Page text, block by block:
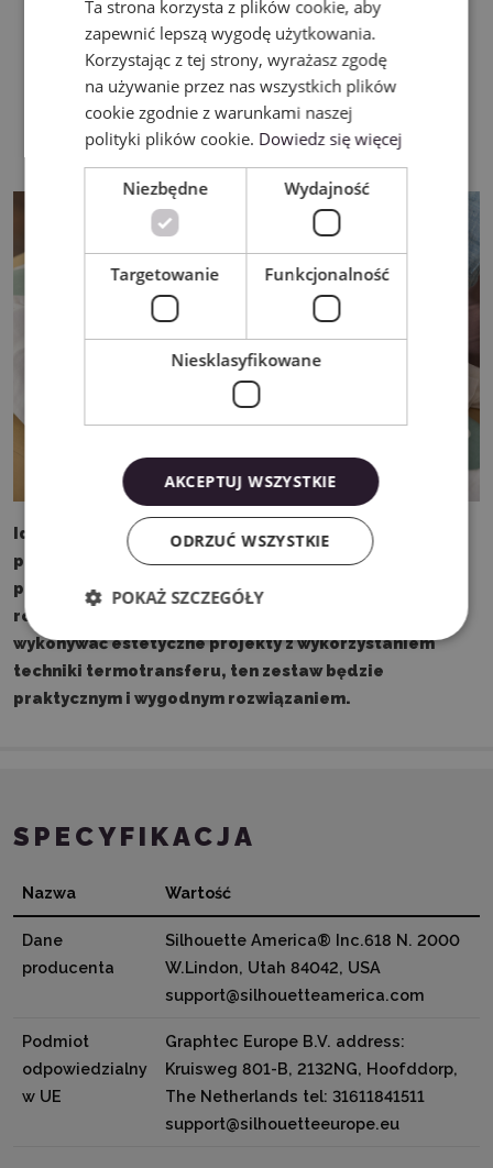
przygotowanie trwałych projektów na tkaninach.
Odpowiedni do pracy z ploterami Silhouette.
Doskonały do personalizacji odzieży, toreb, worków
oraz innych tekstyliów.
Sprawdzi się zarówno dla początkujących, jak i osób
regularnie wykonujących projekty kreatywne.
Idealny wybór dla osób zajmujących się rękodziełem,
personalizacją, szkół, przedszkoli oraz małych
pracowni kreatywnych. Jeśli chcesz wygodnie
rozpocząć tworzenie własnych naprasowanek i
wykonywać estetyczne projekty z wykorzystaniem
techniki termotransferu, ten zestaw będzie
praktycznym i wygodnym rozwiązaniem.
SPECYFIKACJA
Nazwa Wartość
Dane
producenta
Silhouette America® Inc.618 N. 2000
W.Lindon, Utah 84042, USA
support@silhouetteamerica.com
Podmiot
odpowiedzialny
w UE
Graphtec Europe B.V. address:
Kruisweg 801-B, 2132NG, Hoofddorp,
The Netherlands tel: 31611841511
support@silhouetteeurope.eu
POLISH
Ta strona korzysta z plików cookie, aby
zapewnić lepszą wygodę użytkowania.
Korzystając z tej strony, wyrażasz zgodę
na używanie przez nas wszystkich plików
cookie zgodnie z warunkami naszej
polityki plików cookie. Dowiedz się więcej
Niezbędne Wydajność
Targetowanie Funkcjonalność
Niesklasyfikowane
AKCEPTUJ WSZYSTKIE
ODRZUĆ WSZYSTKIE
POKAŻ SZCZEGÓŁY